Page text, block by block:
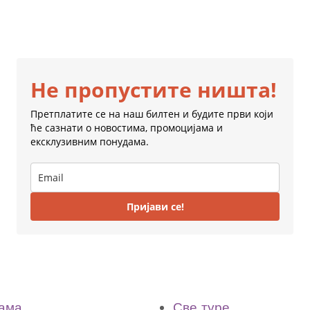
Не пропустите ништа!
Претплатите се на наш билтен и будите први који
ће сазнати о новостима, промоцијама и
ексклузивним понудама.
Пријави се!